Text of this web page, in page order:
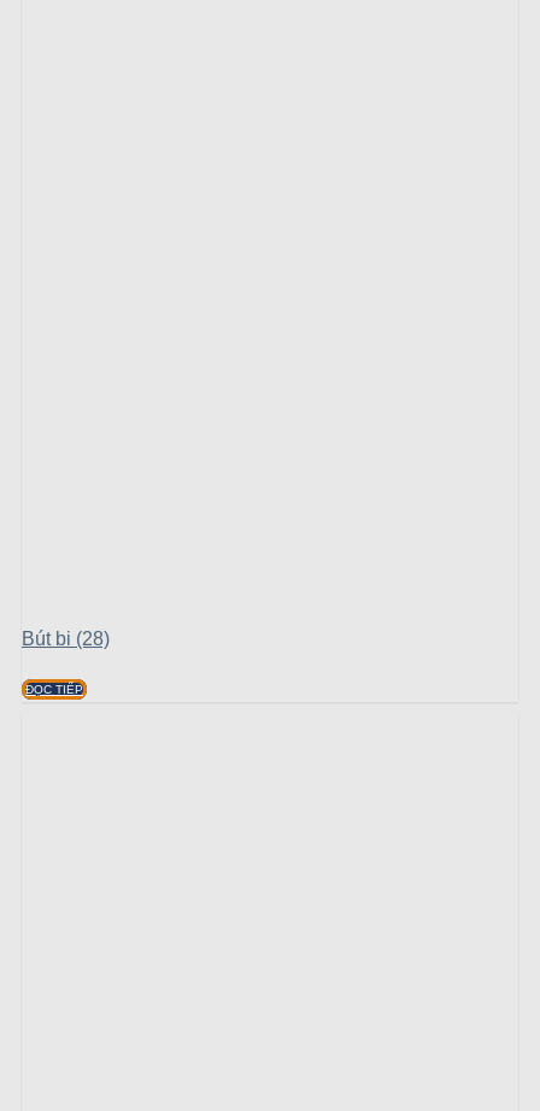
Bút bi (28)
ĐỌC TIẾP